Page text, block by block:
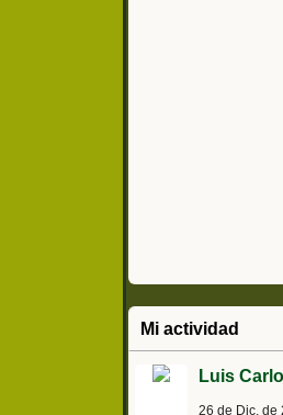
Mi actividad
Luis
26 de Dic. de